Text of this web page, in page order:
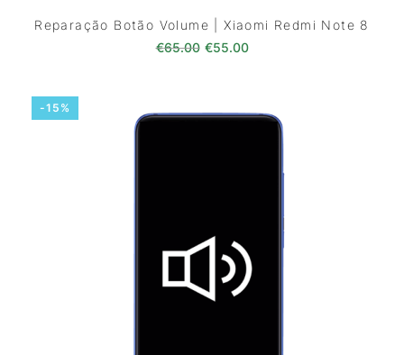
Reparação Botão Volume | Xiaomi Redmi Note 8
€65.00 O preço original era: €65.00.
€55.00O preço atual é:
-15%